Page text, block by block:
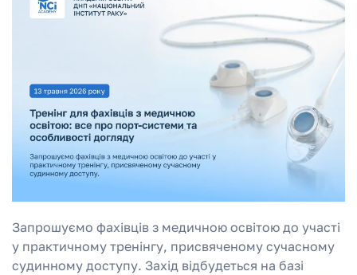
Запрошуємо фахівців з медичною освітою до участі
у практичному тренінгу, присвяченому сучасному
судинному доступу. Захід відбудеться на базі